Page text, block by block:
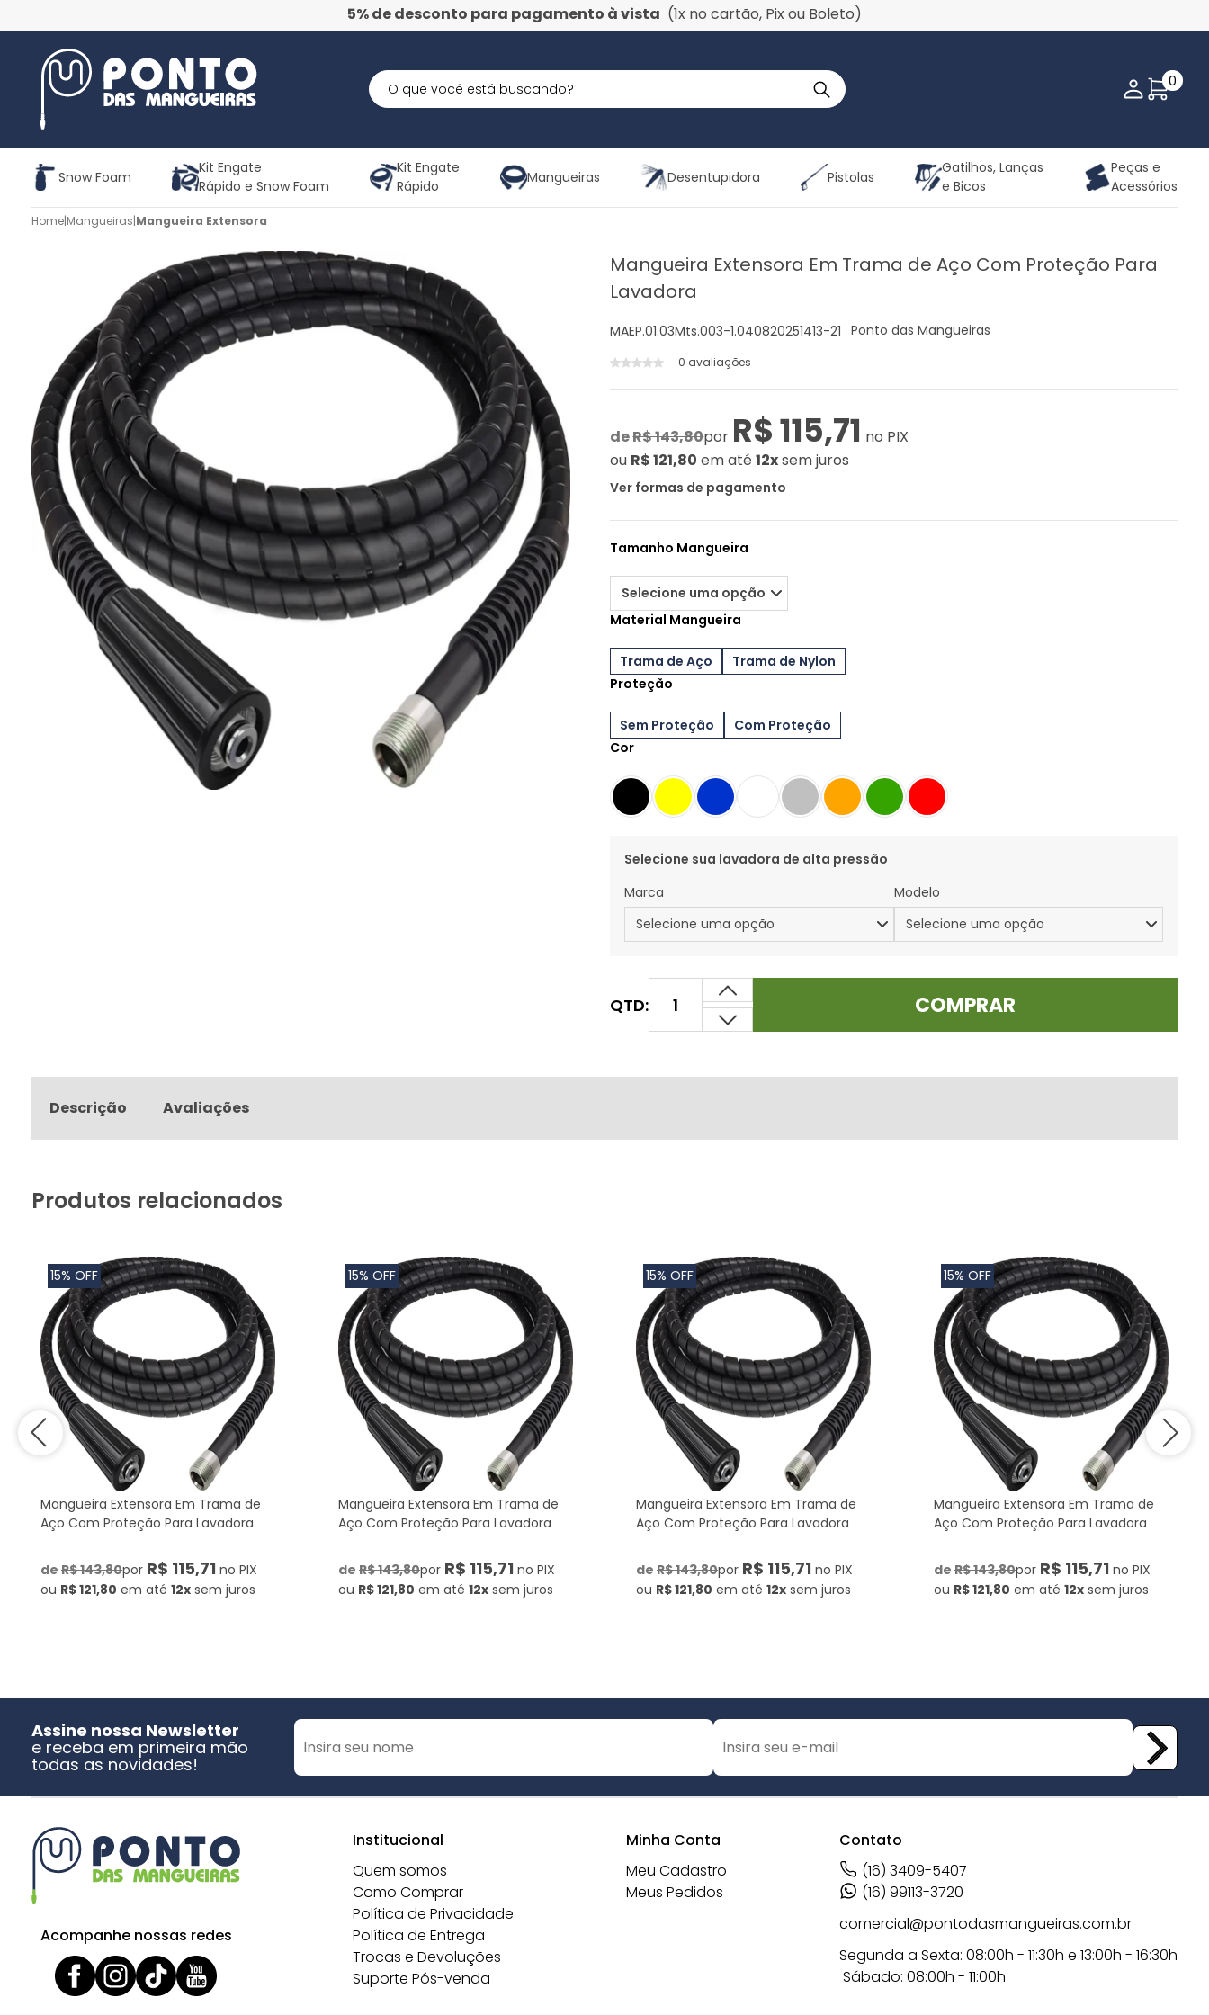
5% de desconto para pagamento à vista (1x no cartão, Pix ou Boleto)
Minha
0
Snow Foam
Kit Engate
Rápido e Snow Foam
Kit Engate
Rápido
Mangueiras Desentupidora Pistolas
Gatilhos, Lanças
e Bicos
Peças e
Acessórios
Home|Mangueiras|Mangueira Extensora
Mangueira Extensora Em Trama de Aço Com Proteção Para
Lavadora
MAEP.01.03Mts.003-1.040820251413-21 Ponto das Mangueiras
0 avaliações
deR$ 143,80por R$ 115,71 no PIX
ou R$ 121,80 em até 12xsem juros
Ver formas de pagamento
Tamanho Mangueira
Material Mangueira
Trama de Aço
Trama de Nylon
Proteção
Sem Proteção
Com Proteção
Cor
QTD: COMPRAR
Selecione sua lavadora de alta pressão
Marca
Modelo
Descrição Avaliações
Produtos relacionados
15% OFF
Mangueira Extensora Em Trama de
Aço Com Proteção Para Lavadora
de R$ 143,80por R$ 115,71 no PIX
ou R$ 121,80 em até 12x sem juros
15% OFF
Mangueira Extensora Em Trama de
Aço Com Proteção Para Lavadora
de R$ 143,80por R$ 115,71 no PIX
ou R$ 121,80 em até 12x sem juros
15% OFF
Mangueira Extensora Em Trama de
Aço Com Proteção Para Lavadora
de R$ 143,80por R$ 115,71 no PIX
ou R$ 121,80 em até 12x sem juros
15% OFF
Mangueira Extensora Em Trama de
Aço Com Proteção Para Lavadora
de R$ 143,80por R$ 115,71 no PIX
ou R$ 121,80 em até 12x sem juros
Assine nossa Newsletter
e receba em primeira mão
todas as novidades!
Acompanhe nossas redes
Institucional
Quem somos
Como Comprar
Política de Privacidade
Política de Entrega
Trocas e Devoluções
Suporte Pós-venda
Minha Conta
Meu Cadastro
Meus Pedidos
Contato
(16) 3409-5407
(16) 99113-3720
comercial@pontodasmangueiras.com.br
Segunda a Sexta: 08:00h - 11:30h e 13:00h - 16:30h
Sábado: 08:00h - 11:00h